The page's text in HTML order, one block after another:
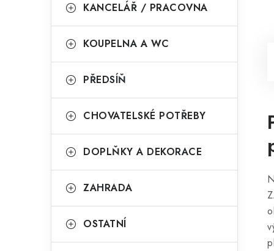
KANCELÁŘ / PRACOVNA
KOUPELNA A WC
PŘEDSÍŇ
CHOVATELSKÉ POTŘEBY
DOPLŇKY A DEKORACE
ZAHRADA
OSTATNÍ